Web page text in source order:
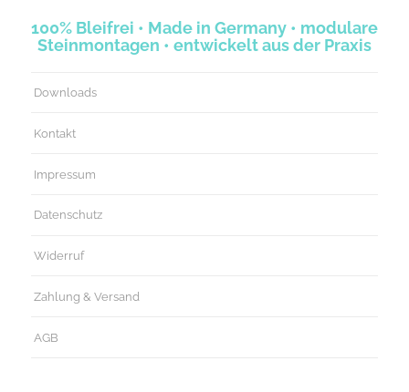
100% Bleifrei • Made in Germany • modulare
Steinmontagen • entwickelt aus der Praxis
Downloads
Kontakt
Impressum
Datenschutz
Widerruf
Zahlung & Versand
AGB